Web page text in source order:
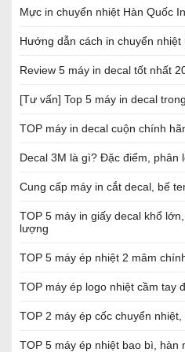
Mực in chuyển nhiệt Hàn Quốc
Hướng dẫn cách in chuyển nhiệt
Review 5 máy in decal tốt nhất
[Tư vấn] Top 5 máy in decal
TOP máy in decal cuộn chính
Decal 3M là gì? Đặc điểm, phân
Cung cấp máy in cắt decal, bế
TOP 5 máy in giấy decal khổ
lượng
TOP 5 máy ép nhiệt 2 mâm
TOP máy ép logo nhiệt cầm tay
TOP 2 máy ép cốc chuyển
TOP 5 máy ép nhiệt bao bì, hàn